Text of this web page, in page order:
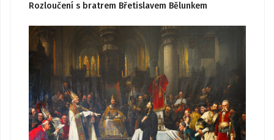
Rozloučení s bratrem Břetislavem Bělunkem